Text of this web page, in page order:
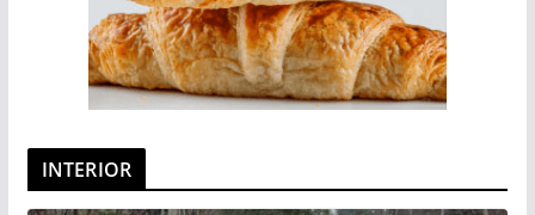
INTERIOR